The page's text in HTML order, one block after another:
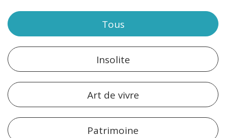
Tous
Insolite
Art de vivre
Patrimoine